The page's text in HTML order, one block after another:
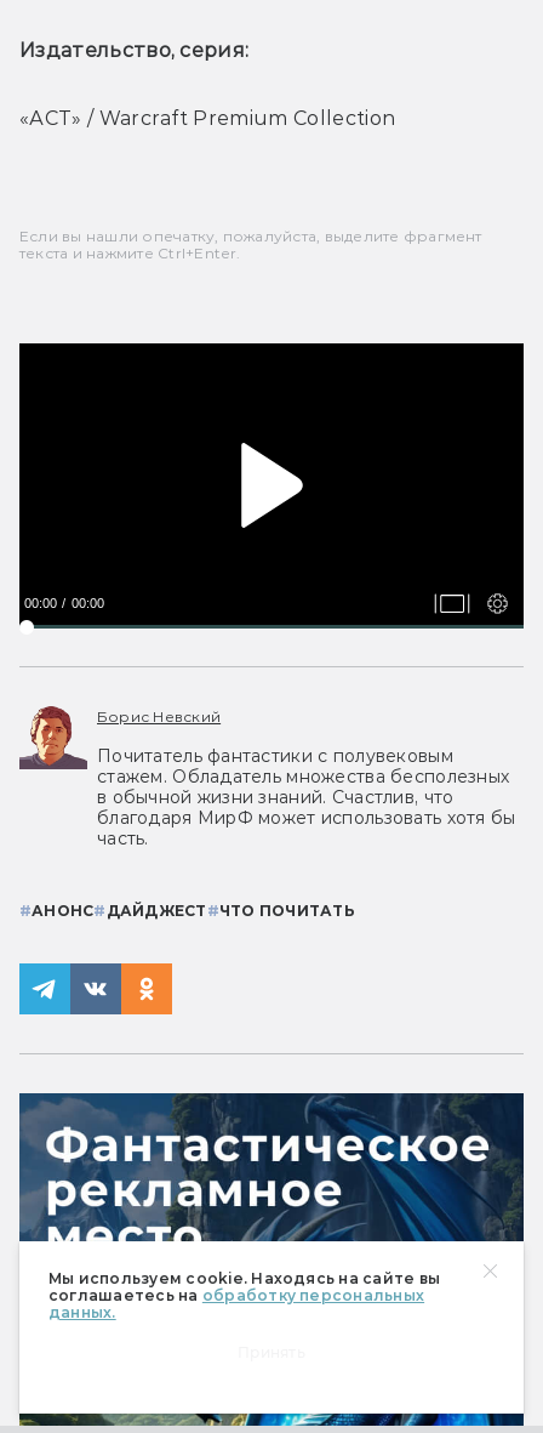
Мы используем cookie. Находясь на сайте вы
соглашаетесь на обработку персональных
данных.
Издательство, серия:
«АСТ» / Warcraft Premium Collection
Если вы нашли опечатку, пожалуйста, выделите фрагмент
текста и нажмите Ctrl+Enter.
00:00 00:00
Борис Невский
Почитатель фантастики с полувековым
стажем. Обладатель множества бесполезных
в обычной жизни знаний. Счастлив, что
благодаря МирФ может использовать хотя бы
часть.
#АНОНС# ДАЙДЖЕСТ #ЧТО ПОЧИТАТЬ